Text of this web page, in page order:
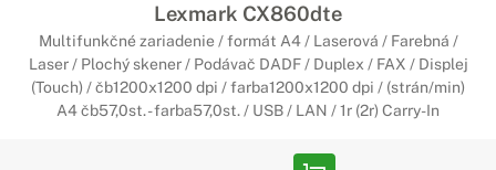
Lexmark CX860dte
Multifunkčné zariadenie / formát A4 / Laserová / Farebná /
Laser / Plochý skener / Podávač DADF / Duplex / FAX / Displej
(Touch) / čb1200x1200 dpi / farba1200x1200 dpi / (strán/min)
A4 čb57,0st. - farba57,0st. / USB / LAN / 1r (2r) Carry-In